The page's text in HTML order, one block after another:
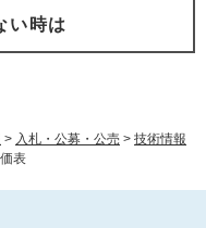
> 入札・公募・公売 > 技術情報
表
い時は